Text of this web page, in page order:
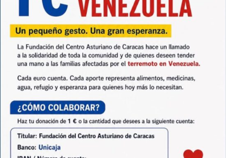
Tema
de
WP
Royal